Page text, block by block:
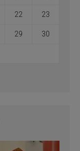
22 23
29 30